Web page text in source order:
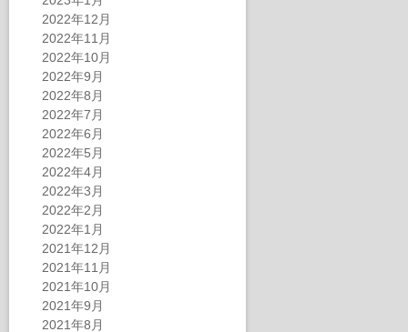
2022年12月
2022年11月
2022年10月
2022年9月
2022年8月
2022年7月
2022年6月
2022年5月
2022年4月
2022年3月
2022年2月
2022年1月
2021年12月
2021年11月
2021年10月
2021年9月
2021年8月